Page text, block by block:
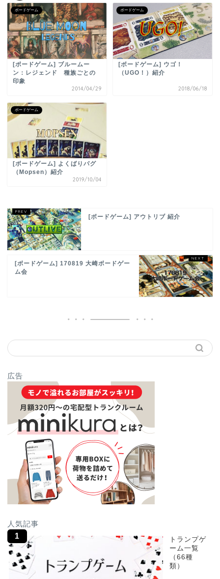
ボードゲーム
[ボードゲーム] ブルームー
ン：レジェンド 種族ごとの
印象
2014/04/29
ボードゲーム
[ボードゲーム] ウゴ！
（UGO！）紹介
2018/06/18
ボードゲーム
[ボードゲーム] よくばりパグ
（Mopsen）紹介
2019/10/04
[ボードゲーム] アウトリブ 紹介
[ボードゲーム] 170819 大崎ボードゲー
ム会
広告
人気記事
トランプゲ
ーム一覧
（66種
類）